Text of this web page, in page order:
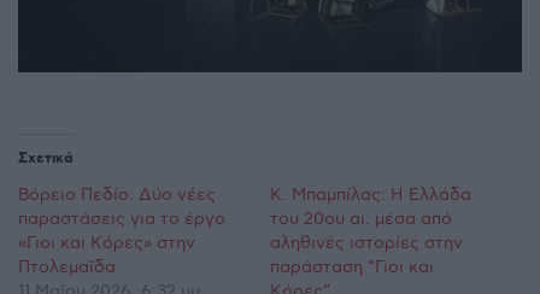
Σχετικά
Βόρειο Πεδίο: Δύο νέες
παραστάσεις για το έργο
«Γιοι και Κόρες» στην
Πτολεμαΐδα
Κ. Μπαμπίλας: Η Ελλάδα
του 20ου αι. μέσα από
αληθινές ιστορίες στην
παράσταση “Γιοι και